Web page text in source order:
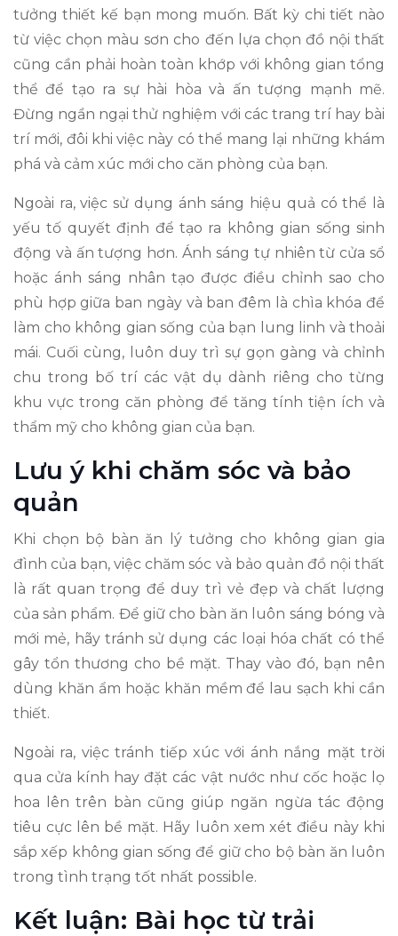
tưởng thiết kế bạn mong muốn. Bất kỳ chi tiết nào
từ việc chọn màu sơn cho đến lựa chọn đồ nội thất
cũng cần phải hoàn toàn khớp với không gian tổng
thể để tạo ra sự hài hòa và ấn tượng mạnh mẽ.
Đừng ngần ngại thử nghiệm với các trang trí hay bài
trí mới, đôi khi việc này có thể mang lại những khám
phá và cảm xúc mới cho căn phòng của bạn.
Ngoài ra, việc sử dụng ánh sáng hiệu quả có thể là
yếu tố quyết định để tạo ra không gian sống sinh
động và ấn tượng hơn. Ánh sáng tự nhiên từ cửa sổ
hoặc ánh sáng nhân tạo được điều chỉnh sao cho
phù hợp giữa ban ngày và ban đêm là chìa khóa để
làm cho không gian sống của bạn lung linh và thoải
mái. Cuối cùng, luôn duy trì sự gọn gàng và chỉnh
chu trong bố trí các vật dụ dành riêng cho từng
khu vực trong căn phòng để tăng tính tiện ích và
thẩm mỹ cho không gian của bạn.
Lưu ý khi chăm sóc và bảo
quản
Khi chọn bộ bàn ăn lý tưởng cho không gian gia
đình của bạn, việc chăm sóc và bảo quản đồ nội thất
là rất quan trọng để duy trì vẻ đẹp và chất lượng
của sản phẩm. Để giữ cho bàn ăn luôn sáng bóng và
mới mẻ, hãy tránh sử dụng các loại hóa chất có thể
gây tổn thương cho bề mặt. Thay vào đó, bạn nên
dùng khăn ẩm hoặc khăn mềm để lau sạch khi cần
thiết.
Ngoài ra, việc tránh tiếp xúc với ánh nắng mặt trời
qua cửa kính hay đặt các vật nước như cốc hoặc lọ
hoa lên trên bàn cũng giúp ngăn ngừa tác động
tiêu cực lên bề mặt. Hãy luôn xem xét điều này khi
sắp xếp không gian sống để giữ cho bộ bàn ăn luôn
trong tình trạng tốt nhất possible.
Kết luận: Bài học từ trải